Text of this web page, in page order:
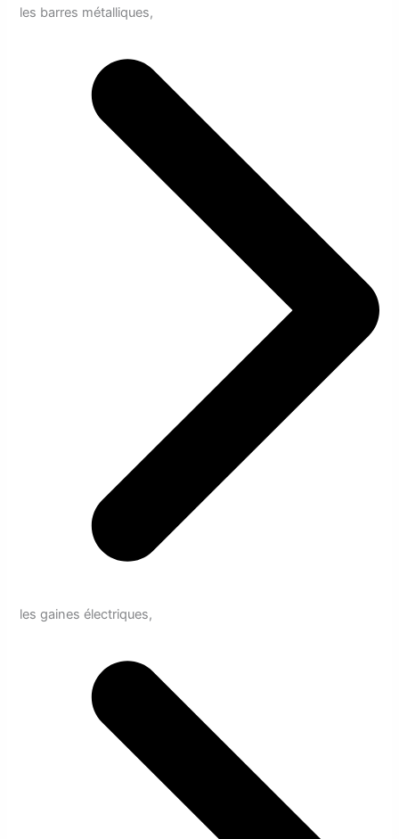
les barres métalliques,
les gaines électriques,